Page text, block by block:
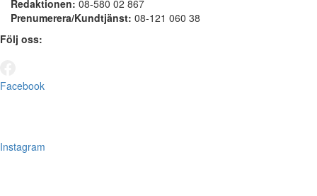
Redaktionen: 08-580 02 867
Prenumerera/Kundtjänst: 08-121 060 38
Följ oss:
Facebook
Instagram